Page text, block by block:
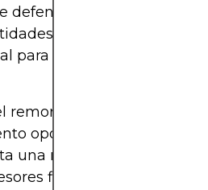
defensa psicológica contra
de inversión son
para "acertar" es
remordimiento asociado a
oportuno o la parálisis
una mentalidad a largo
financieros